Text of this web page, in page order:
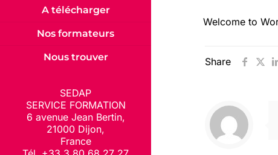
A télécharger
Nos formateurs
Nous trouver
SEDAP
SERVICE FORMATION
6 avenue Jean Bertin,
21000 Dijon,
France
Welcome to
Share